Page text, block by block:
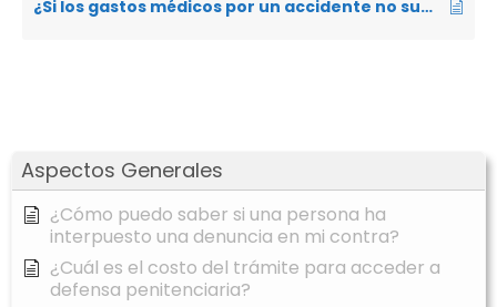
Aspectos Generales
¿Cómo puedo saber si una persona ha
interpuesto una denuncia en mi contra?
¿Cuál es el costo del trámite para acceder a
defensa penitenciaria?
¿Si los gastos médicos por un accidente no superan el monto cubierto por el SPPAT, se puede recibir la diferencia?